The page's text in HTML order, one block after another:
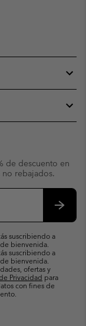
de descuento en
rebajados.
suscribiendo a
bienvenida.
suscribiendo a
bienvenida.
ofertas y
Privacidad para
con fines de